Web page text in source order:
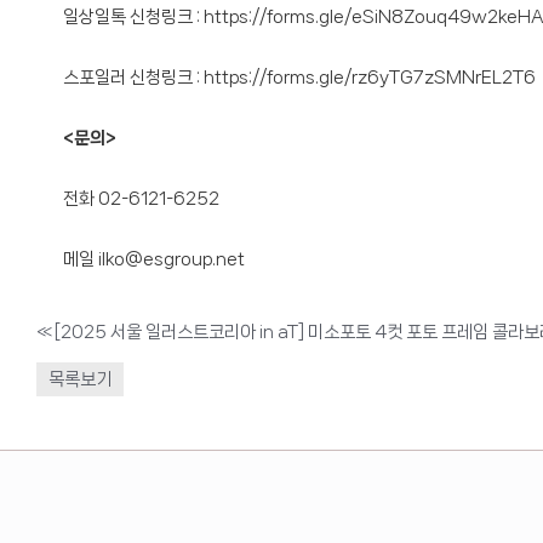
일상일톡 신청링크 : https://forms.gle/eSiN8Zouq49w2keHA
스포일러 신청링크 : https://forms.gle/rz6yTG7zSMNrEL2T6
<문의>
전화 02-6121-6252
메일 ilko@esgroup.net
« [2025 서울 일러스트코리아 in aT] 미소포토 4컷 포토 프레임 콜라보
목록보기